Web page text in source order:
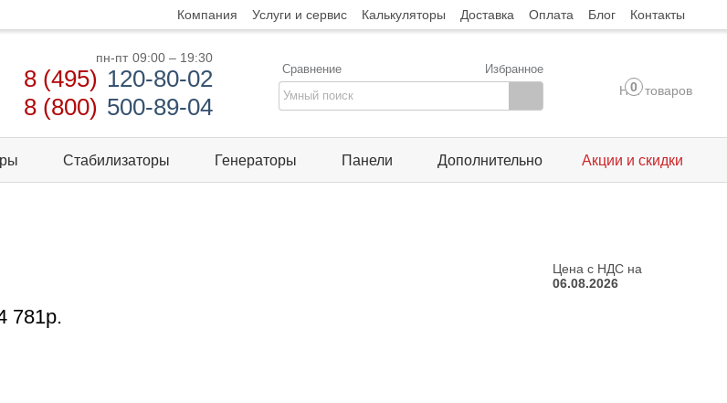
Компания Услуги и сервис Калькуляторы Доставка Оплата Блог Контакты
пн-пт 09:00 – 19:30
8 (495) 120-80-02
8 (800) 500-89-04
Сравнение Избранное
0
Нет товаров
Стабилизаторы Генераторы Панели Дополнительно Акции и скидки
Цена с НДС на
06.08.2026
781р.